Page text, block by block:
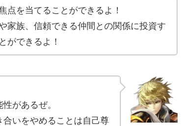
点を当てることができるよ！
家族、信頼できる仲間との関係に投資す
ができるよ！
があるぜ。
いをやめることは自己尊